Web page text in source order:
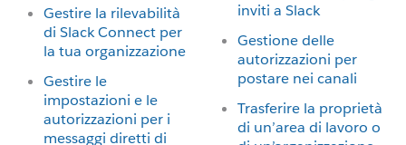
Gestire la rilevabilità
di Slack Connect per
la tua organizzazione
Gestire le
impostazioni e le
autorizzazioni per i
messaggi diretti di
inviti a Slack
Gestione delle
autorizzazioni per
postare nei canali
Trasferire la proprietà
di un’area di lavoro o